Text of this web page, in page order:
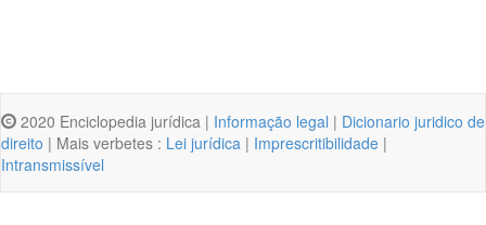
2020 Enciclopedia jurídica | Informação legal | Dicionario juridico de
direito | Mais verbetes : Lei jurídica | Imprescritibilidade |
Intransmissível